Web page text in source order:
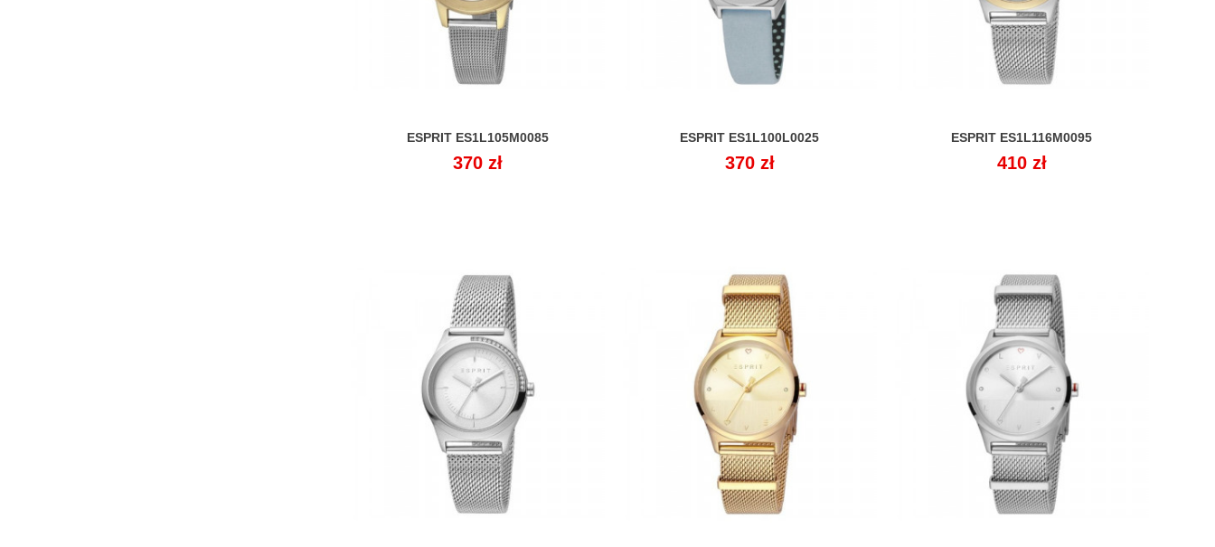
ESPRIT ES1L105M0085
Cena
370 zł
 ESPRIT ES1L100L0025
Cena
370 zł
 ESPRIT ES1L116M0095
Cena
410 zł
